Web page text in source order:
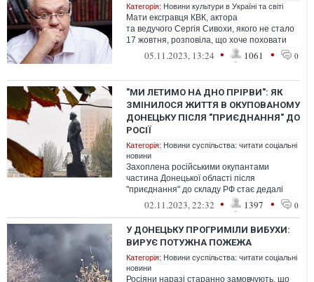
Категорія: Новини культури в Україні та світі
Мати ексгравця КВК, актора
та ведучого Сергія Сивохи, якого не стало
17 жовтня, розповіла, що хоче поховати
прах сина на Донеччині, де
спочивають рідн...
05.11.2023, 13:24 • 1061 • 0
"МИ ЛЕТИМО НА ДНО ПРІРВИ": ЯК
ЗМІНИЛОСЯ ЖИТТЯ В ОКУПОВАНОМУ
ДОНЕЦЬКУ ПІСЛЯ "ПРИЄДНАННЯ" ДО
РОСІЇ
Категорія: Новини суспільства: читати соціальні
новини
Захоплена російськими окупантами
частина Донецької області після
"приєднання" до складу РФ стає дедалі
депресивнішою, а обіцянки "райського
02.11.2023, 22:32 • 1397 • 0
У ДОНЕЦЬКУ ПРОГРИМІЛИ ВИБУХИ:
ВИРУЄ ПОТУЖНА ПОЖЕЖА
Категорія: Новини суспільства: читати соціальні
новини
Росіяни наразі старанно замовчують, що